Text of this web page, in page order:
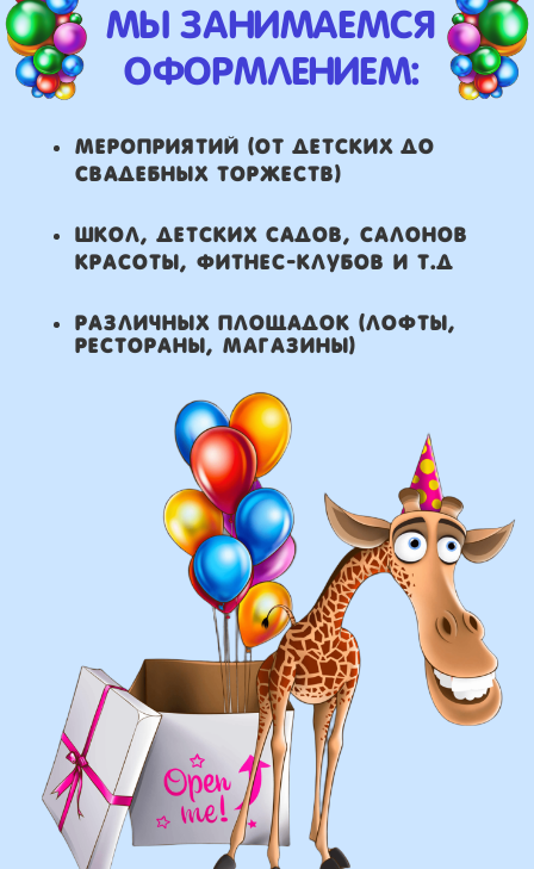
составление различных
оформление фотозон
фигуры любой сложности
что мы умеем делать из
воздушных шаров:
Присылайте картинку, и мы с
удовольствием соберем
похожую композицию!
ВЫСЛАТЬ ФОТО
у вас есть фото шаров,
и вы хотите так же?